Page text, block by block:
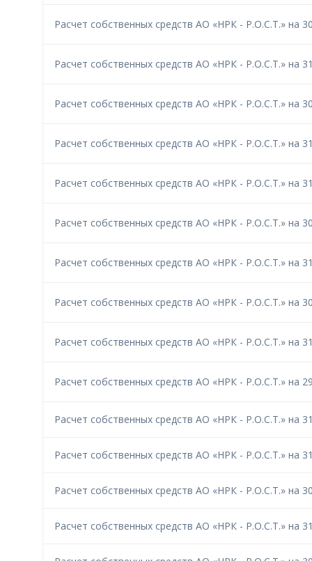
Расчет собственных средств АО «НРК - Р.О.С.Т.» на
Расчет собственных средств АО «НРК - Р.О.С.Т.» на
Расчет собственных средств АО «НРК - Р.О.С.Т.» на
Расчет собственных средств АО «НРК - Р.О.С.Т.» на
Расчет собственных средств АО «НРК - Р.О.С.Т.» на
Расчет собственных средств АО «НРК - Р.О.С.Т.» на
Расчет собственных средств АО «НРК - Р.О.С.Т.» на
Расчет собственных средств АО «НРК - Р.О.С.Т.» на
Расчет собственных средств АО «НРК - Р.О.С.Т.» на
Расчет собственных средств АО «НРК - Р.О.С.Т.» на
Расчет собственных средств АО «НРК - Р.О.С.Т.» на
Расчет собственных средств АО «НРК - Р.О.С.Т.» на
Расчет собственных средств АО «НРК - Р.О.С.Т.» на
Расчет собственных средств АО «НРК - Р.О.С.Т.» на